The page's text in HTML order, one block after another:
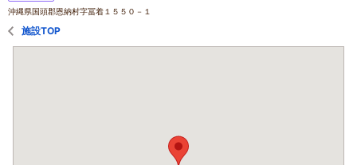
沖縄県国頭郡恩納村字冨着１５５０－１
施設TOP